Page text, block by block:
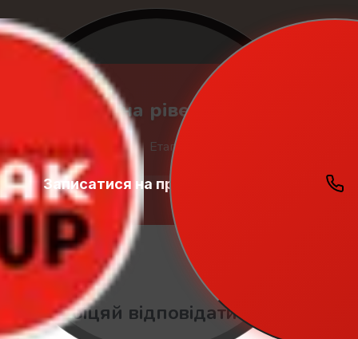
Записатися на пробний урок
Student
Zone
🇬🇧 Тест на рівень англійської
Етап 1 з 3
🤚 Перший блок слів
🤚
Обіцяй відповідати чесно!